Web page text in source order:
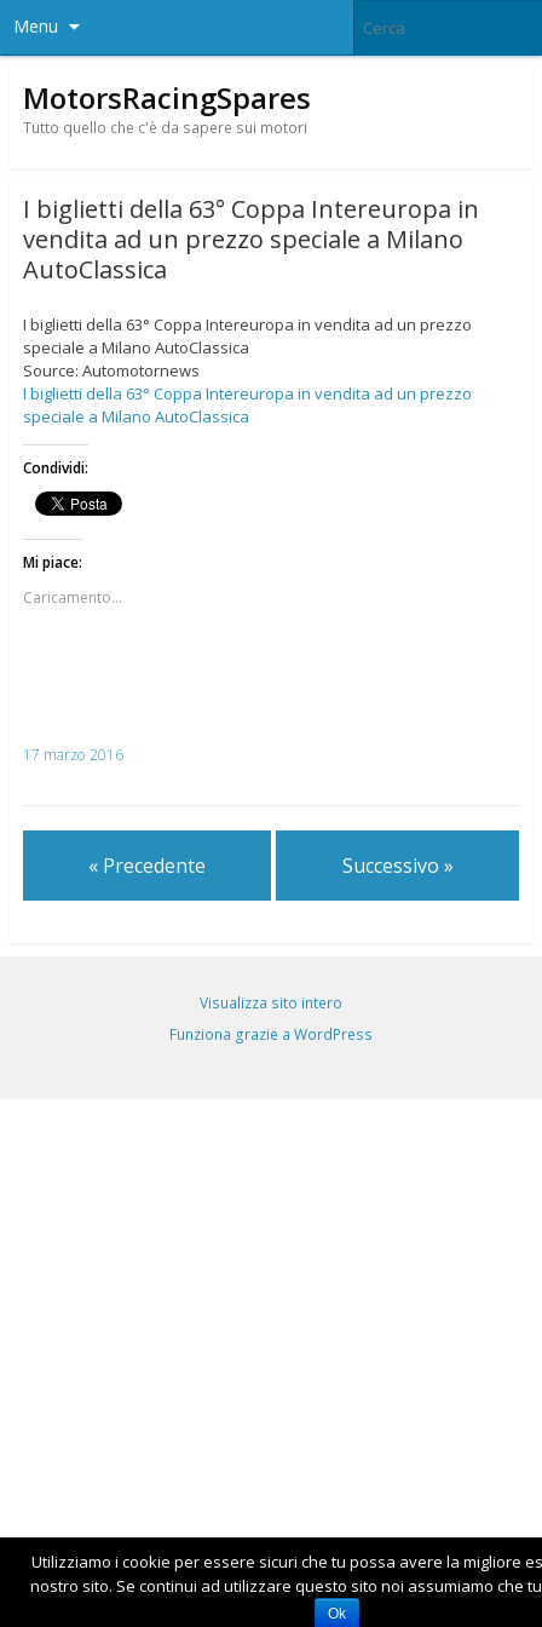
Menu
MotorsRacingSpares
Tutto quello che c'è da sapere sui motori
I biglietti della 63° Coppa Intereuropa in
vendita ad un prezzo speciale a Milano
AutoClassica
I biglietti della 63° Coppa Intereuropa in vendita ad un prezzo
speciale a Milano AutoClassica
Source: Automotornews
I biglietti della 63° Coppa Intereuropa in vendita ad un prezzo
speciale a Milano AutoClassica
Condividi:
Mi piace:
Caricamento...
17 marzo 2016
« Precedente Successivo »
Visualizza sito intero
Funziona grazie a WordPress
Utilizziamo i cookie per essere sicuri che tu possa avere la migliore
nostro sito. Se continui ad utilizzare questo sito noi assumiamo che
Ok